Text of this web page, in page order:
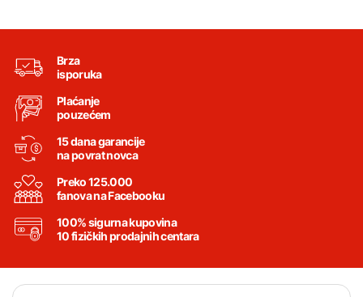
Brza
isporuka
Plaćanje
pouzećem
15 dana garancije
na povrat novca
Preko 125.000
fanova na Facebooku
100% sigurna kupovina
10 fizičkih prodajnih centara